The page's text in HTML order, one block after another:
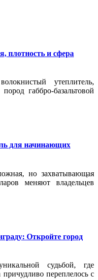
плотность и сфера
утеплитель,
габбро-базальтовой
для начинающих
но захватывающая
меняют владельцев
Откройте город
судьбой, где
переплелось с